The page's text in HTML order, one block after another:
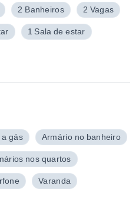
2 Banheiros 2 Vagas
1 Sala de estar
gás Armário no banheiro
nos quartos
Varanda